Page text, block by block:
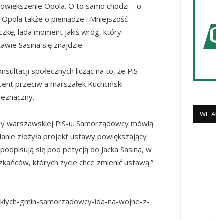
Opola. O to samo chodzi – o
także o pieniądze i Mniejszość
lada moment jakiś wróg, który
Sasina się znajdzie.
społecznych licząc na to, że PiS
przeciw a marszałek Kuchciński
warszawskiej PiS-u. Samorządowcy mówią
złożyła projekt ustawy powiększający
się pod petycją do Jacka Sasina, w
których życie chce zmienić ustawą.”
gmin-samorzadowcy-ida-na-wojne-z-
WE